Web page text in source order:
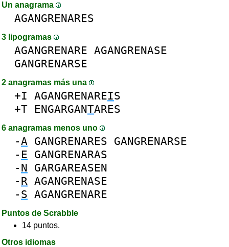
Un anagrama
AGANGRENARES
3 lipogramas
AGANGRENARE AGANGRENASE
GANGRENARSE
2 anagramas más una
+I AGANGRENAREIS
+T ENGARGANTARES
6 anagramas menos uno
-A GANGRENARES GANGRENARSE
- E GANGRENARAS
- N GARGAREASEN
- R AGANGRENASE
- S AGANGRENARE
Puntos de Scrabble
14 puntos.
Otros idiomas